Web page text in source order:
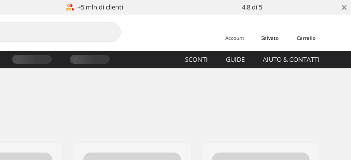
+5 mln di clienti 4.8 di 5 ×
Carrello
Salvato
Account
SCONTI GUIDE AIUTO & CONTATTI